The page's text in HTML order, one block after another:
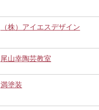
（株）アイエスデザイン
尾山幸陶芸教室
満塗装